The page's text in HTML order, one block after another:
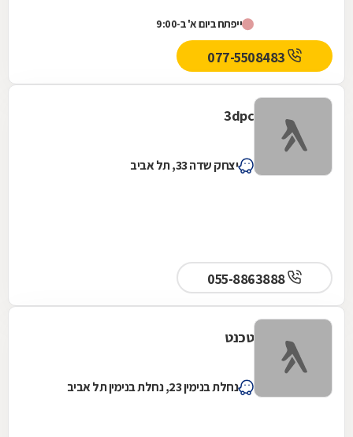
ייפתח ביום א' ב-9:00
3dpc
יצחק שדה 33, תל אביב
055-8863888
טכנט
נחלת בנימין 23, נחלת בנימין תל אביב